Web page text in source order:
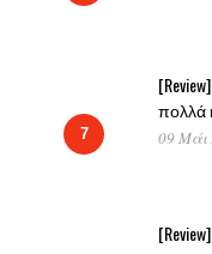
7
πολλά
09 Μάι